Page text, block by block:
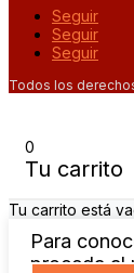
Seguir
Seguir
Seguir
Todos los
0
Tu carrito
Tu carrito está
Para
proceda al